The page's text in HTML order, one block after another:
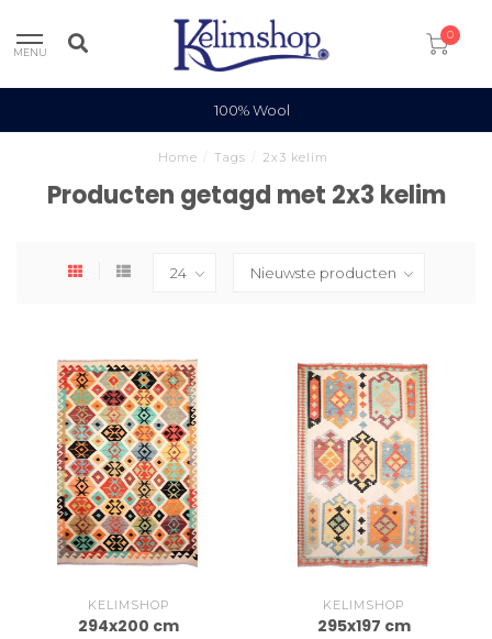
MENU
0
100% Wool
Home Tags 2x3 kelim
Producten getagd met 2x3 kelim
KELIMSHOP
294x200 cm
KELIMSHOP
295x197 cm